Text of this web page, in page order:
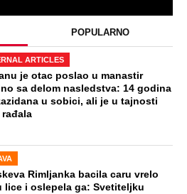
POPULARNO
ARTICLES
je otac poslao u manastir
sa delom nasledstva: 14 godina
u sobici, ali je u tajnosti
Rimljanka bacila caru vrelo
lice i oslepela ga: Svetiteljku